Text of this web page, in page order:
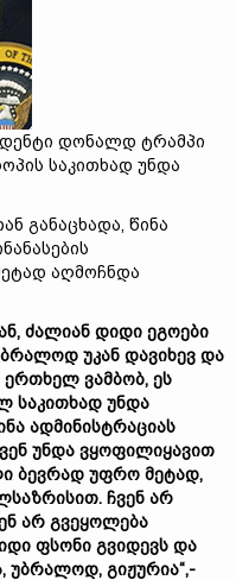
დონალდ ტრამპი
საკითხად უნდა
განაცხადა, წინა
აღმოჩნდა
ძალიან დიდი ეგოები
უკან დავიხევ და
ვამბობ, ეს
საკითხად უნდა
ადმინისტრაციას
უნდა ვყოფილიყავით
ბევრად უფრო მეტად,
ჩვენ არ
არ გვეყოლება
ფსონი გვიდევს და
უბრალოდ, გიჟურია“,-